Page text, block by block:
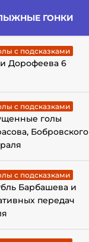
ГОНКИ
с подсказками
Дорофеева 6
с подсказками
голы
Бобровского
с подсказками
Барбашева и
передач